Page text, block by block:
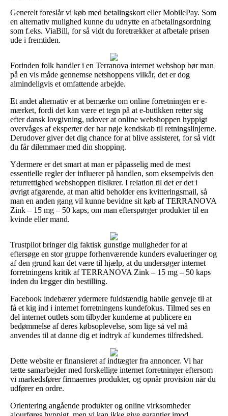
Generelt foreslår vi køb med betalingskort eller MobilePay. Som
en alternativ mulighed kunne du udnytte en afbetalingsordning
som f.eks. ViaBill, for så vidt du foretrækker at afbetale prisen
ude i fremtiden.
Forinden folk handler i en Terranova internet webshop bør man
på en vis måde gennemse netshoppens vilkår, det er dog
almindeligvis et omfattende arbejde.
Et andet alternativ er at bemærke om online forretningen er e-
mærket, fordi det kan være et tegn på at e-butikken retter sig
efter dansk lovgivning, udover at online webshoppen hyppigt
overvåges af eksperter der har nøje kendskab til retningslinjerne.
Derudover giver det dig chance for at blive assisteret, for så vidt
du får dilemmaer med din shopping.
Ydermere er det smart at man er påpasselig med de mest
essentielle regler der influerer på handlen, som eksempelvis den
returrettighed webshoppen tilsikrer. I relation til det er det i
øvrigt afgørende, at man altid beholder ens kvitteringsmail, så
man en anden gang vil kunne bevidne sit køb af TERRANOVA
Zink – 15 mg – 50 kaps, om man efterspørger produkter til en
kvinde eller mand.
Trustpilot bringer dig faktisk gunstige muligheder for at
eftersøge en stor gruppe forhenværende kunders evalueringer og
af den grund kan det være til hjælp, at du undersøger internet
forretningens kritik af TERRANOVA Zink – 15 mg – 50 kaps
inden du lægger din bestilling.
Facebook indebærer ydermere fuldstændig habile genveje til at
få et kig ind i internet forretningens kundefokus. Tilmed ses en
del internet outlets som tilbyder kunderne at publicere en
bedømmelse af deres købsoplevelse, som lige så vel må
anvendes til at danne dig et indtryk af kundernes tilfredshed.
Dette website er finansieret af indtægter fra annoncer. Vi har
tætte samarbejder med forskellige internet forretninger eftersom
vi markedsfører firmaernes produkter, og opnår provision når du
udfører en ordre.
Orientering angående produkter og online virksomheder